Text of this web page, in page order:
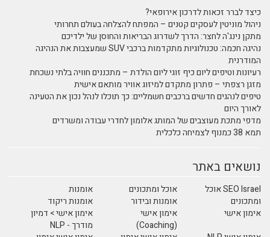
כיצד לברר זכאות לדרכון אירופאי?
ניהול מוניטין לעסקים קטנים – המפתח להצלחה בעולם תחרותי
מתקן נינג'ה לחצר: הדרך לשדרוג הבריאות והחוסן של ילדיכם
נהיגה חכמה: טכנולוגיות מתקדמות ברכבי SUV שמעצבות את הנהיגה
המודרנית
רעיונות וטיפים ליום כיף זוגי ליום הולדת – מתכננים חוויה בלתי נשכחת
מזגן רצפתי – פתרון מתקדם למיזוג אוויר מותאם אישית
טיפים לנהגים חדשים ברכבים חשמליים: כך תוכלו לנהל נכון את הטעינה
לאורך היום
מדפי מתכת מעוצבים של המותג אלומון לחדרי עבודה ומשרדים
תמא 38 כמנוף לצמיחה כלכלית
נושאים באתר
SEO Israel אוכל
ומתכונים
אוכל ומתכונים
אומנות
אומנות ובידור
אומנות ריקוד
אימון אישי
אימון אישי
(Coaching)
אימון אישי > דמיון
מודרך - NLP